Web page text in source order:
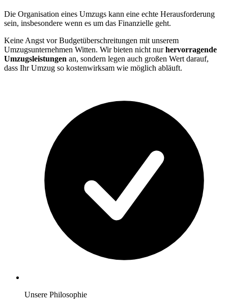
Die Organisation eines Umzugs kann eine echte Herausforderung
sein, insbesondere wenn es um das Finanzielle geht.
Keine Angst vor Budgetüberschreitungen mit unserem
Umzugsunternehmen Witten. Wir bieten nicht nurhervorragende
Umzugsleistungen an, sondern legen auch großen Wert darauf,
dass Ihr Umzug so kostenwirksam wie möglich abläuft.
Unsere Philosophie